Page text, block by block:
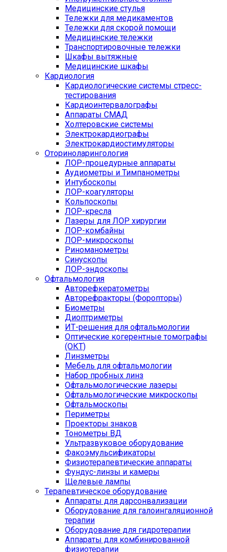
Медицинские стулья
Тележки для медикаментов
Тележки для скорой помощи
Медицинские тележки
Транспортировочные тележки
Шкафы вытяжные
Медицинские шкафы
Кардиология
Кардиологические системы стресс-
тестирования
Кардиоинтервалографы
Аппараты СМАД
Холтеровские системы
Электрокардиографы
Электрокардиостимуляторы
Оториноларингология
ЛОР-процедурные аппараты
Аудиометры и Тимпанометры
Интубоскопы
ЛОР-коагуляторы
Кольпоскопы
ЛОР-кресла
Лазеры для ЛОР хирургии
ЛОР-комбайны
ЛОР-микроскопы
Риноманометры
Синускопы
ЛОР-эндоскопы
Офтальмология
Авторефкератометры
Авторефракторы (Форопторы)
Биометры
Диоптриметры
ИТ-решения для офтальмологии
Оптические когерентные томографы
(ОКТ)
Линзметры
Мебель для офтальмологии
Набор пробных линз
Офтальмологические лазеры
Офтальмологические микроскопы
Офтальмоскопы
Периметры
Проекторы знаков
Тонометры ВД
Ультразвуковое оборудование
Факоэмульсификаторы
Физиотерапевтические аппараты
Фундус-линзы и камеры
Щелевые лампы
Терапевтическое оборудование
Аппараты для дарсонвализации
Оборудование для галоингаляционной
терапии
Оборудование для гидротерапии
Аппараты для комбинированной
физиотерапии